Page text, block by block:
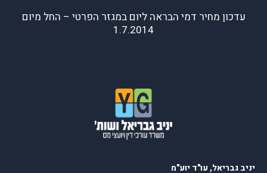
עדכון מחיר דמי הבראה ליום במגזר הפרטי – החל מיום
1.7.2014
יניב גבריאל, עו"ד יוע"מ